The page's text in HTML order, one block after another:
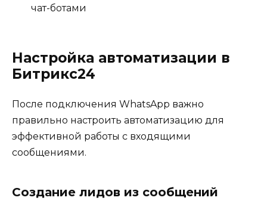
чат-ботами
Настройка автоматизации в
Битрикс24
После подключения WhatsApp важно
правильно настроить автоматизацию для
эффективной работы с входящими
сообщениями.
Создание лидов из сообщений